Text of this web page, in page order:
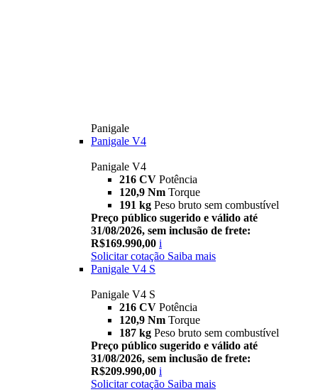
Panigale
Panigale V4
Panigale V4
216 CV Potência
120,9 Nm Torque
191 kg Peso bruto sem combustível
Preço público sugerido e válido até
31/08/2026, sem inclusão de frete:
R$169.990,00 i
Solicitar cotação Saiba mais
Panigale V4 S
Panigale V4 S
216 CV Potência
120,9 Nm Torque
187 kg Peso bruto sem combustível
Preço público sugerido e válido até
31/08/2026, sem inclusão de frete:
R$209.990,00 i
Solicitar cotação Saiba mais